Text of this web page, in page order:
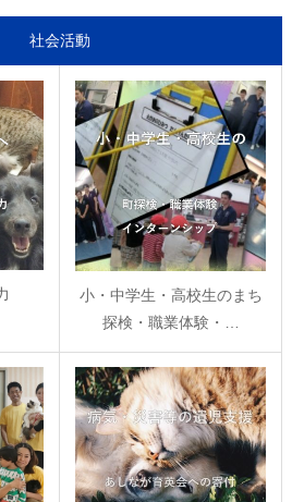
社会活動
小・中学生・高校生のまち
探検・職業体験・…